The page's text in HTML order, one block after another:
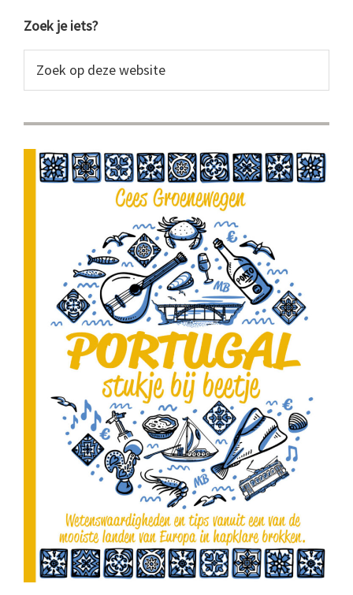
Primaire
Sidebar
Zoek je iets?
op
website